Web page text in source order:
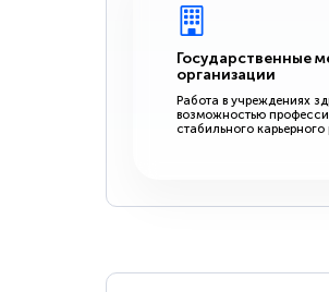
Государственные
организации
Работа в учреждениях
возможностью
стабильного карьерного